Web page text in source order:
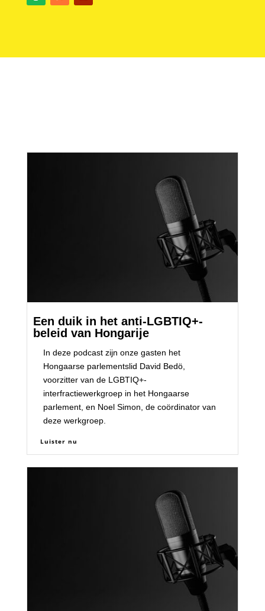
Een duik in het anti-LGBTIQ+-
beleid van Hongarije
In deze podcast zijn onze gasten het
Hongaarse parlementslid David Bedö,
voorzitter van de LGBTIQ+-
interfractiewerkgroep in het Hongaarse
parlement, en Noel Simon, de coördinator van
deze werkgroep.
Luister nu